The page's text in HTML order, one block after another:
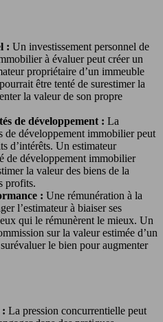
: Un investissement personnel de
à évaluer peut créer un
propriétaire d’un immeuble
être tenté de surestimer la
la valeur de son propre
de développement : La
de développement immobilier peut
d’intérêts. Un estimateur
de développement immobilier
la valeur des biens de la
profits.
: Une rémunération à la
l’estimateur à biaiser ses
qui le rémunèrent le mieux. Un
sur la valeur estimée d’un
le bien pour augmenter
: La pression concurrentielle peut